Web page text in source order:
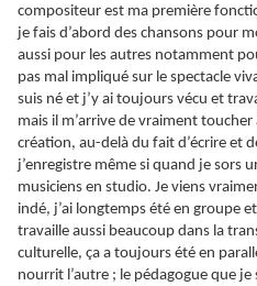
compositeur est ma première
je fais d’abord des chansons pour
aussi pour les autres notamment
pas mal impliqué sur le spectacle
suis né et j’y ai toujours vécu et
mais il m’arrive de vraiment
création, au-delà du fait d’écrire et
j’enregistre même si quand je sors
musiciens en studio. Je viens
indé, j’ai longtemps été en groupe
travaille aussi beaucoup dans la
culturelle, ça a toujours été en
nourrit l’autre ; le pédagogue que